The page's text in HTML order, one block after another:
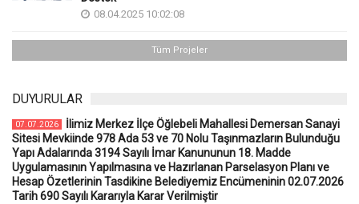
08.04.2025 10:02:08
Tüm Projeler
DUYURULAR
07.07.2026
İlimiz Merkez İlçe Öğlebeli Mahallesi Demersan Sanayi
Sitesi Mevkiinde 978 Ada 53 ve 70 Nolu Taşınmazların Bulunduğu
Yapı Adalarında 3194 Sayılı İmar Kanununun 18. Madde
Uygulamasının Yapılmasına ve Hazırlanan Parselasyon Planı ve
Hesap Özetlerinin Tasdikine Belediyemiz Encümeninin 02.07.2026
Tarih 690 Sayılı Kararıyla Karar Verilmiştir